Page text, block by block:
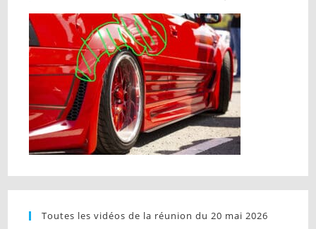
Toutes les vidéos de la réunion du 20 mai 2026